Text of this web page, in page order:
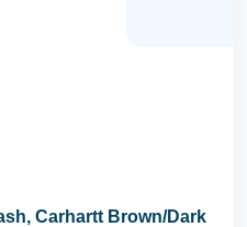
Carhartt Brown/Dark